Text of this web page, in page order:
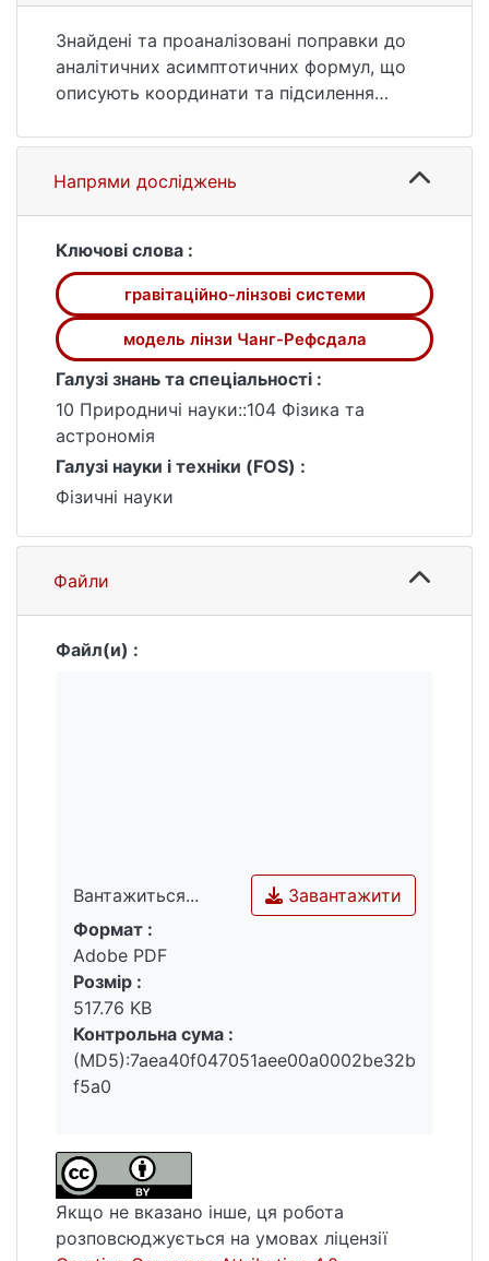
https://ir.library.knu.ua/handle/15071834/2211
3 (дата звернення: 26.07.2026).
Знайдені та проаналізовані поправки до
аналітичних асимптотичних формул, що
описують координати та підсилення
у околі каспу каустики. Показано, що у
випадку, коли лінзове відображення є
симетричним відносно осі каспу, поправки
нулю. Для цього випадку знайдені вирази
поправок другого порядку. Як ілюстрацію
розглянуто модель лінзи Чанг-Рефсдала.
Продемонстровано, що врахування
поправок другого порядку дозволяє
значно розширити окіл, в якому
асимптотичні формули мають задану
точність.
Напрями досліджень
Ключові слова :
гравітаційно-лінзові системи
модель лінзи Чанг-Рефсдала
Галузі знань та спеціальності :
10 Природничі науки::104 Фізика та
астрономія
Галузі науки і техніки (FOS) :
Фізичні науки
Файли
Файл(и) :
Вантажиться...
Вантажиться...
Завантажити
Формат :
Adobe PDF
Розмір :
517.76 KB
Контрольна сума :
(MD5):7aea40f047051aee00a0002be32b
f5a0
Якщо не вказано інше, ця робота
розповсюджується на умовах ліцензії